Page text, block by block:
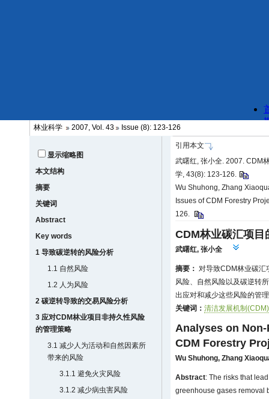
林业科学 2007, Vol. 43 Issue (8): 123-126
显示缩略图
本文结构
摘要
关键词
Abstract
Key words
1 导致碳逆转的风险分析
1.1 自然风险
1.2 人为风险
2 碳逆转导致的交易风险分析
3 应对CDM林业项目非持久性风险
的管理策略
3.1 减少人为活动和自然因素所
带来的风险
3.1.1 避免火灾风险
3.1.2 减少病虫害风险
引用本文
武曙红, 张小全. 2007. CDM
学, 43(8): 123-126.
Wu Shuhong, Zhang
Issues of CDM Forestry
126.
CDM林业碳汇项目
武曙红, 张小全
摘要： 对导致CDM林业碳汇
风险、自然风险以及碳逆转
出应对和减少这些风险的管
关键词： 清洁发展机制(CDM)
Analyses on
CDM Forestry
Wu Shuhong, Zhang
Abstract: The risks that
greenhouse gases removal